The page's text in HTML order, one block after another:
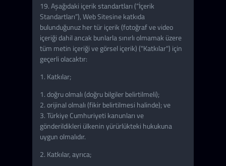
19. Aşağıdaki içerik standartları (“İçerik
Standartları”), Web Sitesine katkıda
bulunduğunuz her tür içerik (fotoğraf ve video
içeriği dahil ancak bunlarla sınırlı olmamak üzere
tüm metin içeriği ve görsel içerik) ("Katkılar") için
geçerli olacaktır:
1. Katkılar;
1. doğru olmalı (doğru bilgiler belirtilmeli);
2. orijinal olmalı (fikir belirtilmesi halinde); ve
3. Türkiye Cumhuriyeti kanunları ve
gönderildikleri ülkenin yürürlükteki hukukuna
uygun olmalıdır.
2. Katkılar, ayrıca;